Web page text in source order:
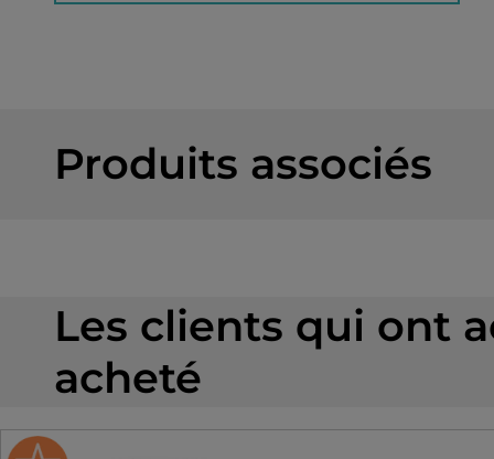
Produits associés
Les clients qui ont
acheté